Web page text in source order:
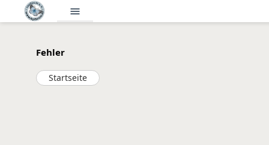
menu
Fehler
Startseite